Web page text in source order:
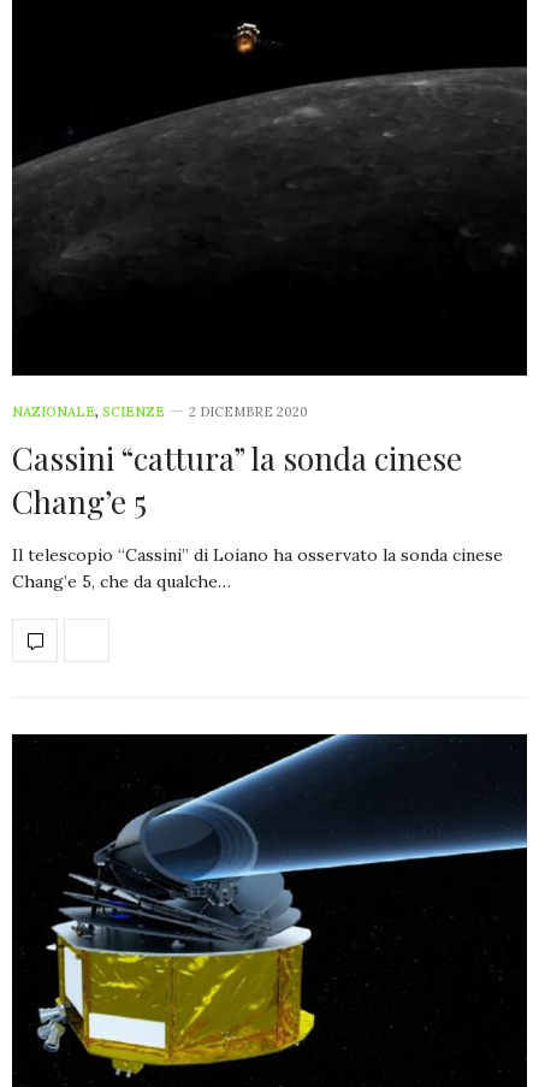
NAZIONALE, SCIENZE 2 DICEMBRE 2020
Cassini “cattura” la sonda cinese
Chang’e 5
Il telescopio “Cassini” di Loiano ha osservato la sonda cinese
Chang’e 5, che da qualche…